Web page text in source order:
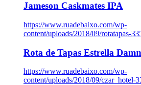
Jameson Caskmates IPA
https://www.ruadebaixo.com/wp-
content/uploads/2018/09/rotatapas-
Rota de Tapas Estrella
https://www.ruadebaixo.com/wp-
content/uploads/2018/09/czar_hotel-